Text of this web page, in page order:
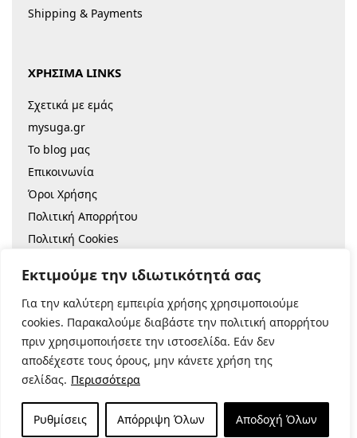
Εκτιμούμε την ιδιωτικότητά σας
Για την καλύτερη εμπειρία χρήσης χρησιμοποιούμε
cookies. Παρακαλούμε διαβάστε την πολιτική απορρήτου
πριν χρησιμοποιήσετε την ιστοσελίδα. Εάν δεν
αποδέχεστε τους όρους, μην κάνετε χρήση της
σελίδας. Περισσότερα
Ρυθμίσεις Απόρριψη Όλων Αποδοχή Όλων
Shipping & Payments
ΧΡΗΣΙΜΑ LINKS
Σχετικά με εμάς
mysuga.gr
Το blog μας
Επικοινωνία
Όροι Χρήσης
Πολιτική Απορρήτου
Πολιτική Cookies
© 2022 |Κατασκευή Eshop
Ασφαλείς Πληρωμές: